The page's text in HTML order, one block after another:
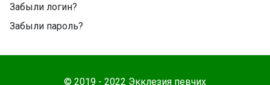
Забыли логин?
Забыли пароль?
© 2019 - 2022 Экклезия певчих